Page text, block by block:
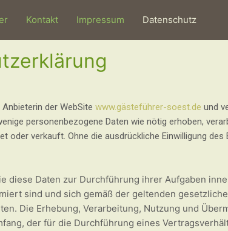
Kontakt Impressum Datenschutz
der WebSite www.gästeführer-soest.de und
personenbezogene Daten wie nötig erhoben,
verkauft. Ohne die ausdrückliche Einwilligung des
diese Daten zur Durchführung ihrer Aufgaben
sind und sich gemäß der geltenden
Die Erhebung, Verarbeitung, Nutzung und
der für die Durchführung eines